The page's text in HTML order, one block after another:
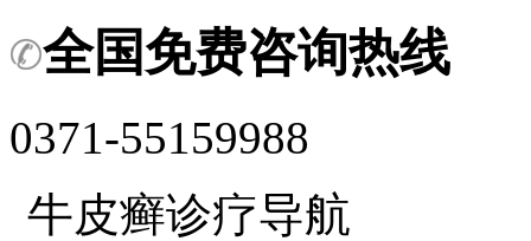
全国免费咨询热线
0371-55159988
牛皮癣诊疗导航